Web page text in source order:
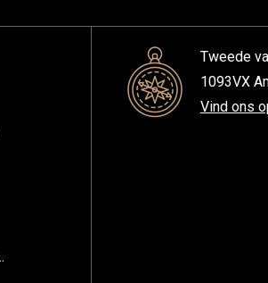
Tweede
1093VX
Vind ons